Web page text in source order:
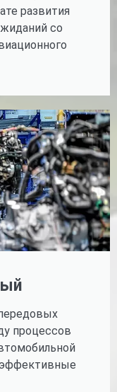
развития
со
процессов